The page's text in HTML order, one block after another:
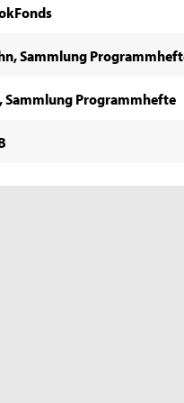
Sammlung
Sammlung Programmhefte